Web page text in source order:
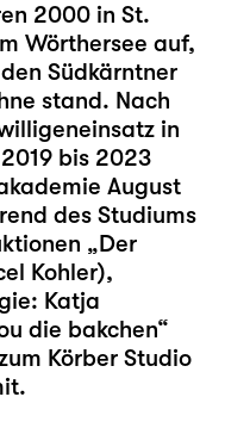
2000 in St.
Wörthersee auf,
Südkärntner
stand. Nach
in
bis 2023
August
des Studiums
„Der
Kohler),
Katja
die bakchen“
Körber Studio